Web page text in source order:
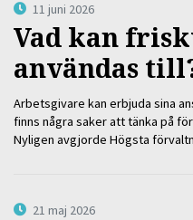
11 juni 2026
Vad kan
användas
Arbetsgivare kan erbjuda sina
finns några saker att tänka på
Nyligen avgjorde Högsta
21 maj 2026